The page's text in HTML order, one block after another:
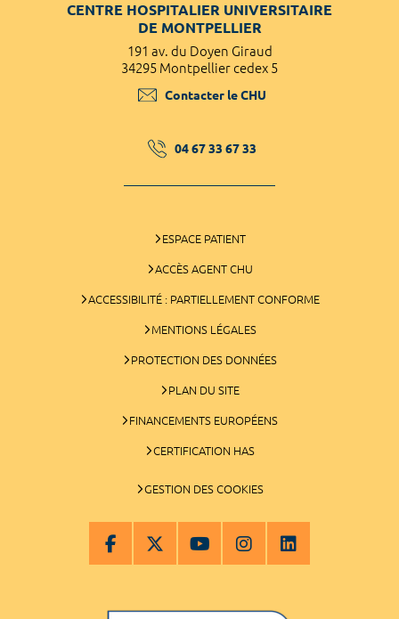
CENTRE HOSPITALIER UNIVERSITAIRE
DE MONTPELLIER
191 av. du Doyen Giraud
34295 Montpellier cedex 5
Contacter le CHU
04 67 33 67 33
ESPACE PATIENT
ACCÈS AGENT CHU
ACCESSIBILITÉ : PARTIELLEMENT CONFORME
MENTIONS LÉGALES
PROTECTION DES DONNÉES
PLAN DU SITE
FINANCEMENTS EUROPÉENS
CERTIFICATION HAS
GESTION DES COOKIES